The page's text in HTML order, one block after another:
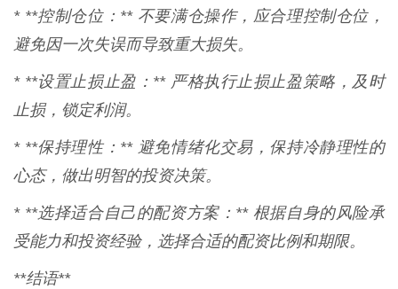
* **控制仓位：** 不要满仓操作，应合理控制仓位，
避免因一次失误而导致重大损失。
* **设置止损止盈：** 严格执行止损止盈策略，及时
止损，锁定利润。
* **保持理性：** 避免情绪化交易，保持冷静理性的
心态，做出明智的投资决策。
* **选择适合自己的配资方案：** 根据自身的风险承
受能力和投资经验，选择合适的配资比例和期限。
**结语**